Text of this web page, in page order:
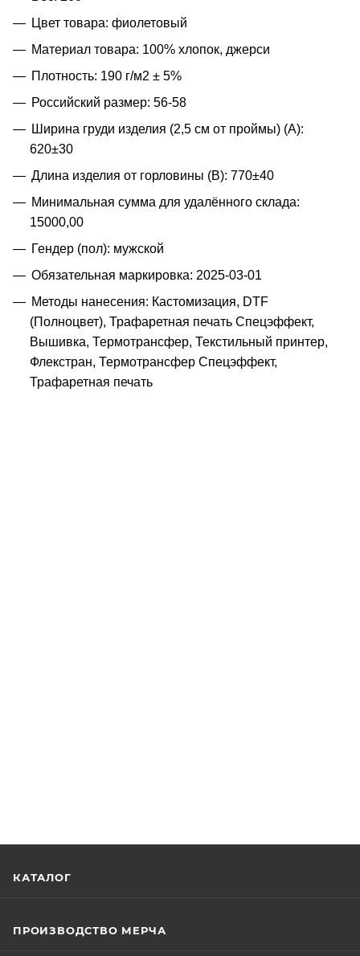
Цвет товара: фиолетовый
Материал товара: 100% хлопок, джерси
Плотность: 190 г/м2 ± 5%
Российский размер: 56-58
Ширина груди изделия (2,5 см от проймы) (A):
620±30
Длина изделия от горловины (B): 770±40
Минимальная сумма для удалённого склада:
15000,00
Гендер (пол): мужской
Обязательная маркировка: 2025-03-01
Методы нанесения: Кастомизация, DTF
(Полноцвет), Трафаретная печать Спецэффект,
Вышивка, Термотрансфер, Текстильный принтер,
Флекстран, Термотрансфер Спецэффект,
Трафаретная печать
КАТАЛОГ
ПРОИЗВОДСТВО МЕРЧА